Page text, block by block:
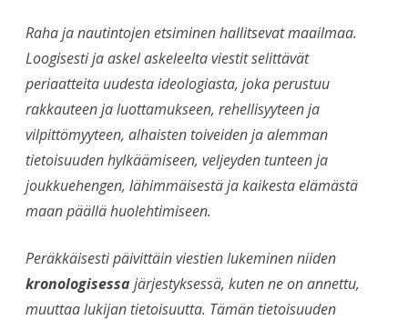
Raha ja nautintojen etsiminen hallitsevat maailmaa.
Loogisesti ja askel askeleelta viestit selittävät
periaatteita uudesta ideologiasta, joka perustuu
rakkauteen ja luottamukseen, rehellisyyteen ja
vilpittömyyteen, alhaisten toiveiden ja alemman
tietoisuuden hylkäämiseen, veljeyden tunteen ja
joukkuehengen, lähimmäisestä ja kaikesta elämästä
maan päällä huolehtimiseen.
Peräkkäisesti päivittäin viestien lukeminen niiden
kronologisessajärjestyksessä, kuten ne on annettu,
muuttaa lukijan tietoisuutta. Tämän tietoisuuden